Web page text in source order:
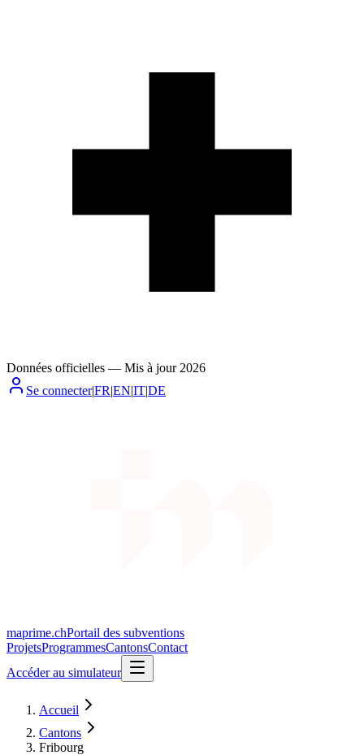
Données officielles — Mis à jour 2026
Se connecter|FR|EN|IT|DE
maprime.chPortail des subventions
ProjetsProgrammesCantonsContact
Accéder au simulateur
Accueil
Cantons
Fribourg